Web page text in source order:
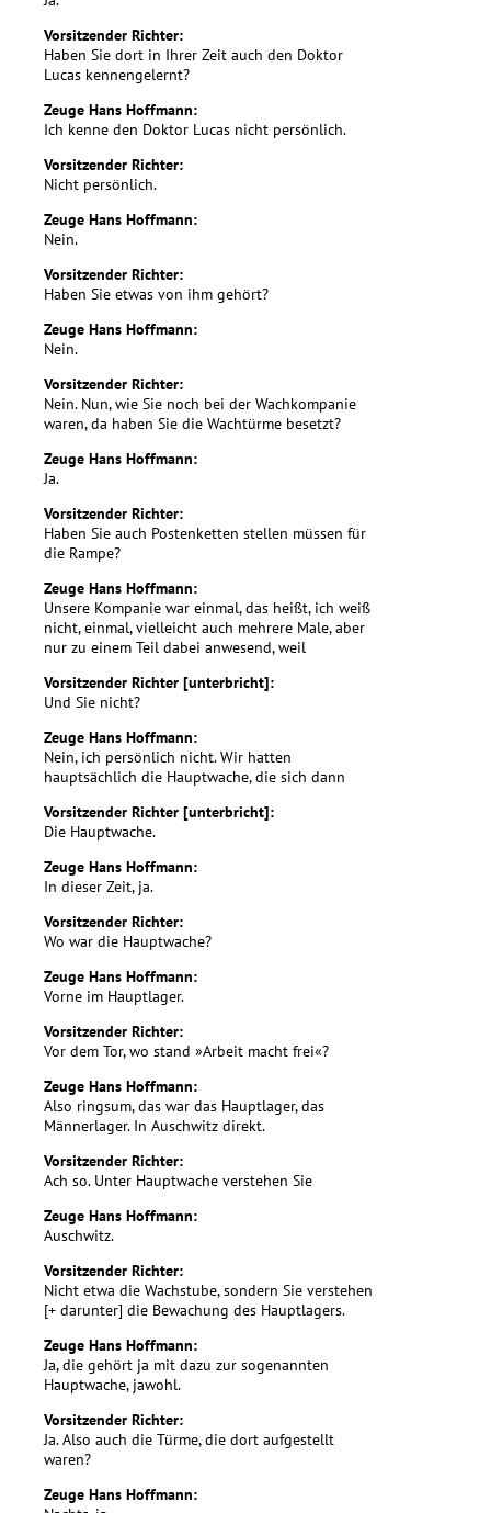
Vorsitzender Richter:
Haben Sie dort in Ihrer Zeit auch den Doktor
Lucas kennengelernt?
Zeuge Hans Hoffmann:
Ich kenne den Doktor Lucas nicht persönlich.
Vorsitzender Richter:
Nicht persönlich.
Zeuge Hans Hoffmann:
Nein.
Vorsitzender Richter:
Haben Sie etwas von ihm gehört?
Zeuge Hans Hoffmann:
Nein.
Vorsitzender Richter:
Nein. Nun, wie Sie noch bei der Wachkompanie
waren, da haben Sie die Wachtürme besetzt?
Zeuge Hans Hoffmann:
Ja.
Vorsitzender Richter:
Haben Sie auch Postenketten stellen müssen für
die Rampe?
Zeuge Hans Hoffmann:
Unsere Kompanie war einmal, das heißt, ich weiß
nicht, einmal, vielleicht auch mehrere Male, aber
nur zu einem Teil dabei anwesend, weil
Vorsitzender Richter [unterbricht]:
Und Sie nicht?
Zeuge Hans Hoffmann:
Nein, ich persönlich nicht. Wir hatten
hauptsächlich die Hauptwache, die sich dann
Vorsitzender Richter [unterbricht]:
Die Hauptwache.
Zeuge Hans Hoffmann:
In dieser Zeit, ja.
Vorsitzender Richter:
Wo war die Hauptwache?
Zeuge Hans Hoffmann:
Vorne im Hauptlager.
Vorsitzender Richter:
Vor dem Tor, wo stand »Arbeit macht frei«?
Zeuge Hans Hoffmann:
Also ringsum, das war das Hauptlager, das
Männerlager. In Auschwitz direkt.
Vorsitzender Richter:
Ach so. Unter Hauptwache verstehen Sie
Zeuge Hans Hoffmann:
Auschwitz.
Vorsitzender Richter:
Nicht etwa die Wachstube, sondern Sie verstehen
[+ darunter] die Bewachung des Hauptlagers.
Zeuge Hans Hoffmann:
Ja, die gehört ja mit dazu zur sogenannten
Hauptwache, jawohl.
Vorsitzender Richter:
Ja. Also auch die Türme, die dort aufgestellt
waren?
Zeuge Hans Hoffmann: